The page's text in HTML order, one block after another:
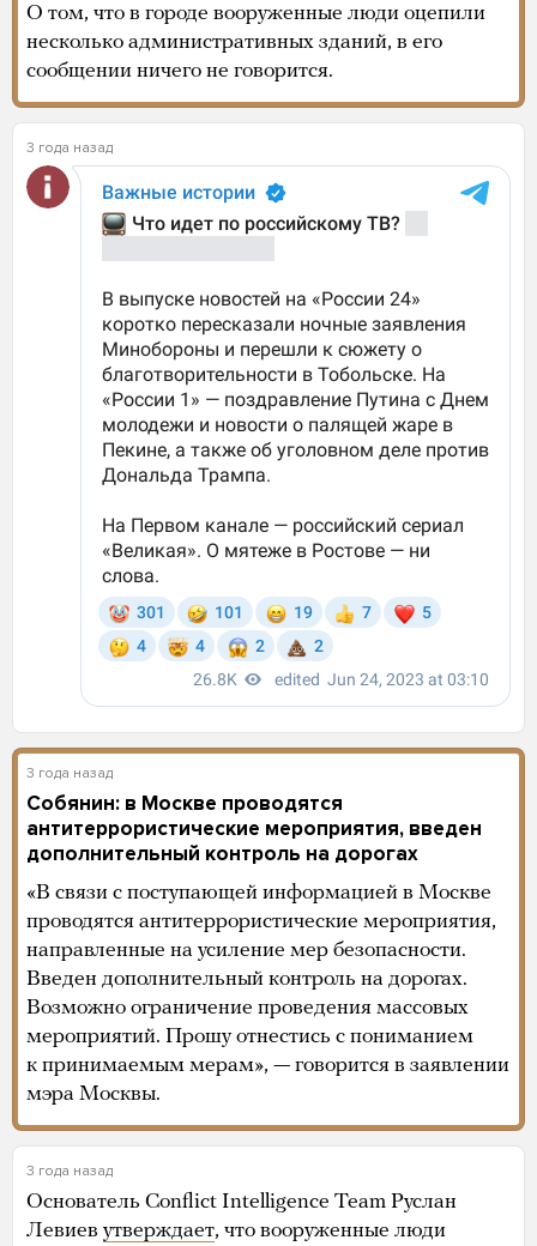
О том, что в городе вооруженные люди оцепили
несколько административных зданий, в его
сообщении ничего не говорится.
3 года назад
3 года назад
Собянин: в Москве проводятся
антитеррористические мероприятия, введен
дополнительный контроль на дорогах
«В связи с поступающей информацией в Москве
проводятся антитеррористические мероприятия,
направленные на усиление мер безопасности.
Введен дополнительный контроль на дорогах.
Возможно ограничение проведения массовых
мероприятий. Прошу отнестись с пониманием
к принимаемым мерам», — говорится в заявлении
мэра Москвы.
3 года назад
Основатель Conflict Intelligence Team Руслан
Левиев утверждает, что вооруженные люди